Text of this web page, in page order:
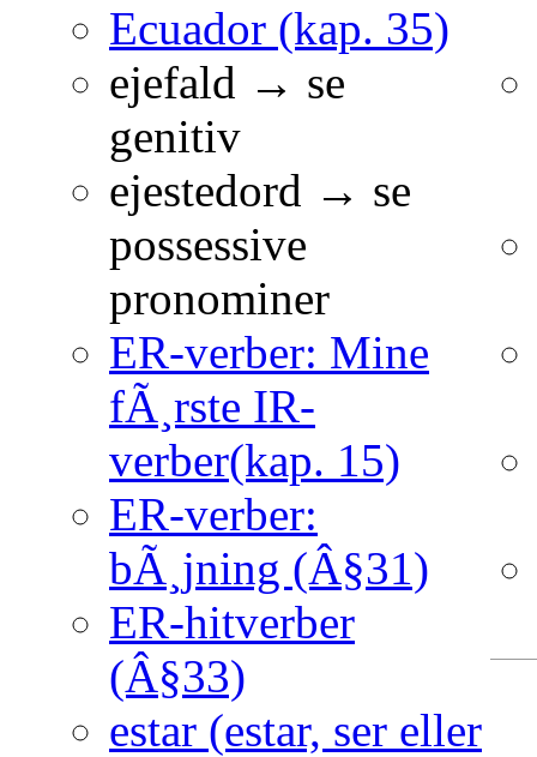
Ecuador (kap. 35)
ejefald → se
genitiv
ejestedord → se
possessive
pronominer
ER-verber: Mine
fÃ¸rste IR-
verber(kap. 15)
ER-verber:
bÃ¸jning (Â§31)
ER-hitverber
(Â§33)
estar (estar, ser eller